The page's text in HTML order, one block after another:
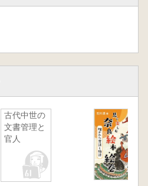
古代中世の
文書管理と
官人